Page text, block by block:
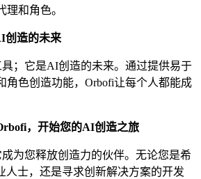
和角色。
创造的未来
；它是AI创造的未来。通过提供易于
角色创造功能，Orbofi让每个人都能成
，开始您的AI创造之旅
为您释放创造力的伙伴。无论您是希
人士，还是寻求创新解决方案的开发